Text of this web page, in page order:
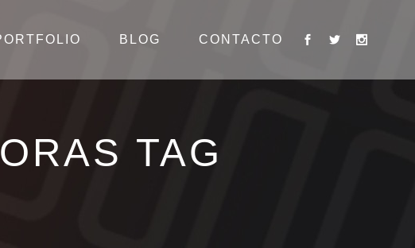
BLOG CONTACTO
TAG